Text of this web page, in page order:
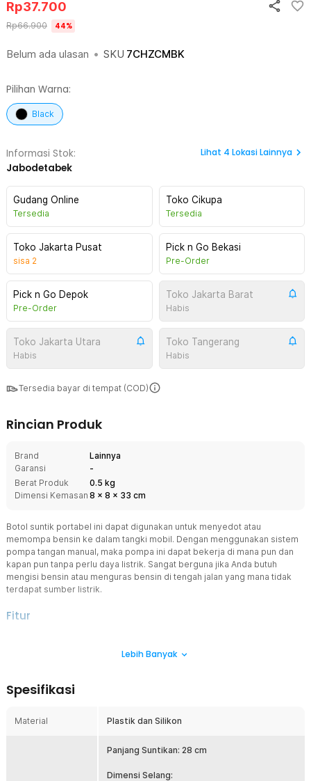
Belum ada ulasan • SKU 7CHZCMBK
Rp37.700
Rp66.900 44%
Pilihan Warna:
Black
Informasi Stok:
Jabodetabek
Lihat 4 Lokasi Lainnya
Gudang Online
Tersedia
Toko Cikupa
Tersedia
Toko Jakarta Pusat
sisa 2
Pick n Go Bekasi
Pre-Order
Pick n Go Depok
Pre-Order
Toko Jakarta Barat
Habis
Toko Jakarta Utara
Habis
Toko Tangerang
Habis
Tersedia bayar di tempat (COD)
Rincian Produk
Brand
Lainnya
Garansi
-
Berat Produk
0.5 kg
Dimensi Kemasan 8 x 8 x 33 cm
Botol suntik portabel ini dapat digunakan untuk menyedot atau
memompa bensin ke dalam tangki mobil. Dengan menggunakan sistem
pompa tangan manual, maka pompa ini dapat bekerja di mana pun dan
kapan pun tanpa perlu daya listrik. Sangat berguna jika Anda butuh
mengisi bensin atau menguras bensin di tengah jalan yang mana tidak
terdapat sumber listrik.
Fitur
Anda dapat menggunakan pompa bensin secara manual, yaitu
cairan seperti bensin dan oli dengan mudah.
Bentuk pompa yang menyerupai suntikan ini membuatnya mampu
memindahkan cairan sebesar 200 ml sekaligus.
Lebih Banyak
Spesifikasi
Material Plastik dan Silikon
Panjang Suntikan: 28 cm
Dimensi Selang: